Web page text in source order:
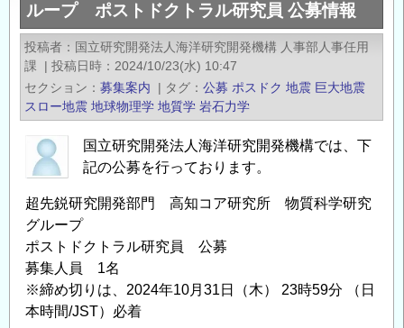
ループ ポストドクトラル研究員 公募情報
投稿者
国立研究開発法人海洋研究開発機構 人事部人事任用
課
| 投稿日時
2024/10/23(水) 10:47
セクション
募集案内 | タグ 公募 ポスドク 地震 巨大地震
スロー地震 地球物理学 地質学 岩石力学
国立研究開発法人海洋研究開発機構では、下
記の公募を行っております。
超先鋭研究開発部門 高知コア研究所 物質科学研究
グループ
ポストドクトラル研究員 公募
募集人員 1名
※締め切りは、2024年10月31日（木） 23時59分 （日
本時間/JST）必着